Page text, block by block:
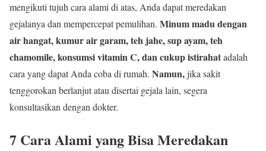
mengikuti tujuh cara alami di atas, Anda dapat meredakan
gejalanya dan mempercepat pemulihan. Minum madu dengan
air hangat, kumur air garam, teh jahe, sup ayam, teh
chamomile, konsumsi vitamin C, dan cukup istirahatadalah
cara yang dapat Anda coba di rumah. Namun,jika sakit
tenggorokan berlanjut atau disertai gejala lain, segera
konsultasikan dengan dokter.
7 Cara Alami yang Bisa Meredakan